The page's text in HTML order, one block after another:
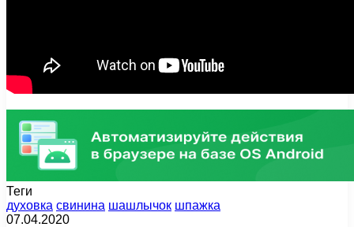
Теги
духовка свинина шашлычок шпажка
07.04.2020